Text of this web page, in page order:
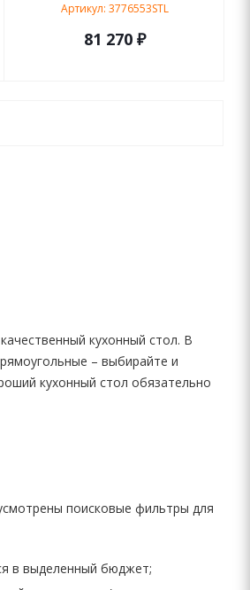
Артикул: 3776553STL
81 270 ₽
кухонный стол. В
– выбирайте и
кухонный стол обязательно
поисковые фильтры для
в выделенный бюджет;